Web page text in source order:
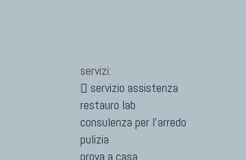
servizi:
servizio assistenza
restauro lab
consulenza per l'arredo
pulizia
prova a casa